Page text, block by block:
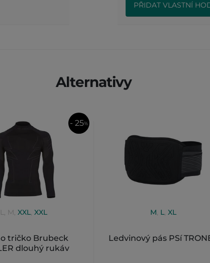
PŘIDAT VLASTNÍ
Alternativy
L, M,XXL,XXL
tričko Brubeck
dlouhý rukáv
- 25%
M, L, XL
Ledvinový pás PSí